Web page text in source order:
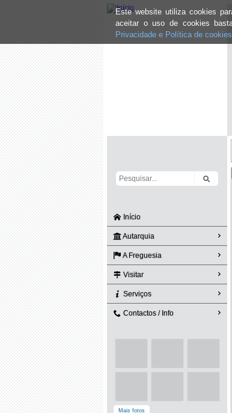
Este website utiliza cookies
aceitar o uso de cookies
Privacidade e Política de cookies
Início
Autarquia
A Freguesia
Visitar
Serviços
Contactos / Info
Mais fotos